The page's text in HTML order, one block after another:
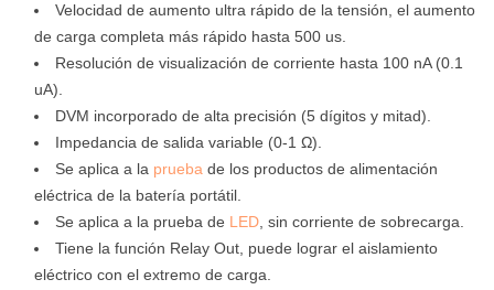
Velocidad de aumento ultra rápido de la tensión, el aumento
de carga completa más rápido hasta 500 us.
Resolución de visualización de corriente hasta 100 nA (0.1
uA).
DVM incorporado de alta precisión (5 dígitos y mitad).
Impedancia de salida variable (0-1 Ω).
Se aplica a la prueba de los productos de alimentación
eléctrica de la batería portátil.
Se aplica a la prueba de LED , sin corriente de sobrecarga.
Tiene la función Relay Out, puede lograr el aislamiento
eléctrico con el extremo de carga.